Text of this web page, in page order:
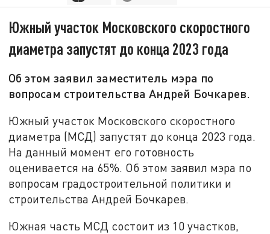
Южный участок Московского скоростного
диаметра запустят до конца 2023 года
Об этом заявил заместитель мэра по
вопросам строительства Андрей Бочкарев.
Южный участок Московского скоростного
диаметра (МСД) запустят до конца 2023 года.
На данный момент его готовность
оценивается на 65%. Об этом заявил мэра по
вопросам градостроительной политики и
строительства Андрей Бочкарев.
Южная часть МСД состоит из 10 участков,